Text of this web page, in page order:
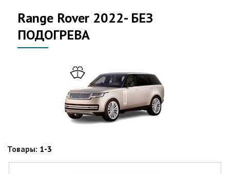
Range Rover 2022- БЕЗ
ПОДОГРЕВА
Товары: 1-3